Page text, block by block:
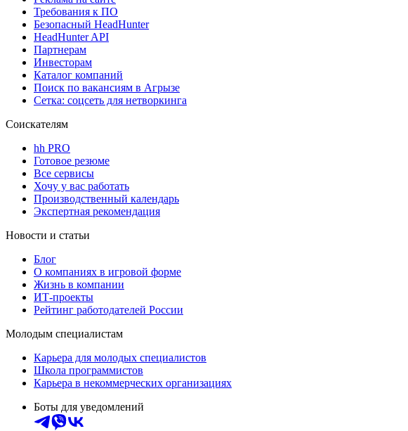
Требования к ПО
Безопасный HeadHunter
HeadHunter API
Партнерам
Инвесторам
Каталог компаний
Поиск по вакансиям в Агрызе
Сетка: соцсеть для нетворкинга
Соискателям
hh PRO
Готовое резюме
Все сервисы
Хочу у вас работать
Производственный календарь
Экспертная рекомендация
Новости и статьи
Блог
О компаниях в игровой форме
Жизнь в компании
ИТ-проекты
Рейтинг работодателей России
Молодым специалистам
Карьера для молодых специалистов
Школа программистов
Карьера в некоммерческих организациях
Боты для уведомлений